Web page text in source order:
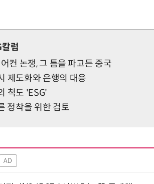
럼
컨 논쟁, 그 틈을 파고든 중국
제도화와 은행의 대응
척도 'ESG'
정착을 위한 검토
AD